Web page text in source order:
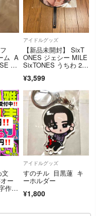
ム A
O
アイドルグッズ
【新品未開封】 SixT
ONES ジェシー MILE
SixTONES うちわ 20
¥3,599
文
ー
作
#
アイドルグッズ
すのチル 目黒蓮 キ
ーホルダー
¥1,800